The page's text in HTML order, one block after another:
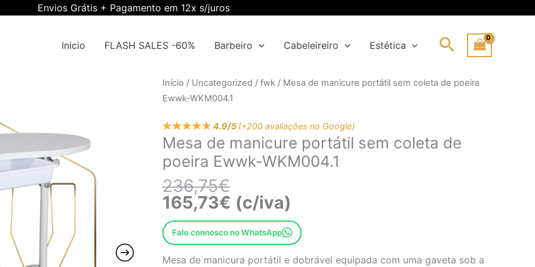
Envios Grátis + Pagamento em 12x s/juros
Inicio FLASH SALES -60% Barbeiro Cabeleireiro Estética Search
Início / Uncategorized / fwk / Mesa de manicure portátil sem coleta de poeira
Ewwk-WKM004.1
4.9/5 (+200 avaliações no Google)
Mesa de manicure portátil sem coleta de
poeira Ewwk-WKM004.1
236,75€
O
preço
era:
236,75€.
O
preço
é:
165,73€.
165,73€ (c/iva)
Fale connosco no WhatsApp
Mesa de manicura portátil e dobrável equipada com uma gaveta sob a